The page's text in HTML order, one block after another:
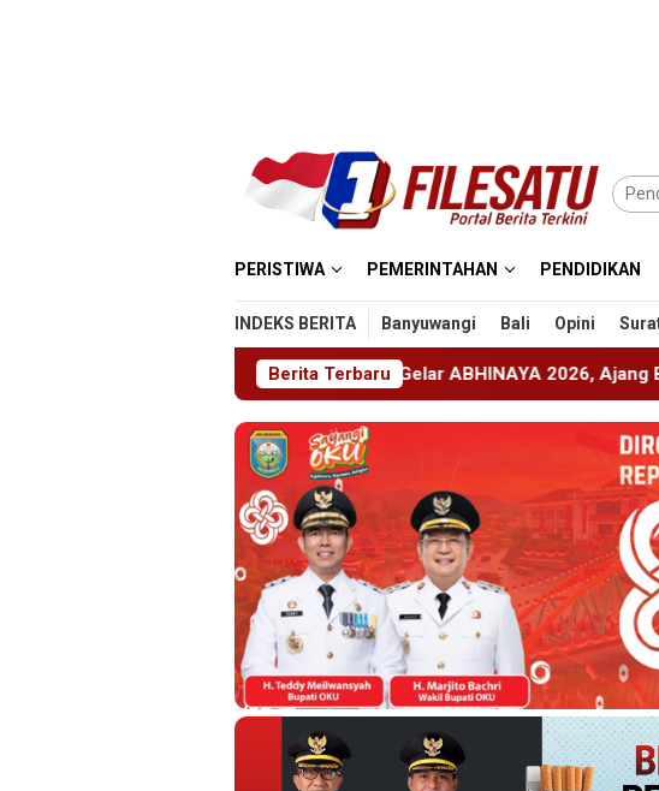
PERISTIWA PEMERINTAHAN PENDIDIKAN
INDEKS BERITA Banyuwangi Bali Opini
Berita Terbaru
SMKN 1 Jember Gelar ABHINAYA 2026, Ajang Bergengsi Cetak Relawan